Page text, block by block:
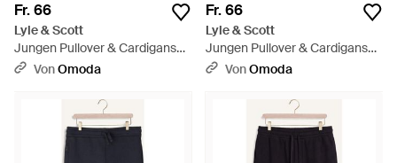
Fr. 66
Lyle & Scott
Jungen Pullover & Cardigans
Pullover Hoodie - Blau
VonOmoda
Fr. 66
Lyle & Scott
Jungen Pullover & Cardigans
Logo Print Hoodie - Blau
VonOmoda